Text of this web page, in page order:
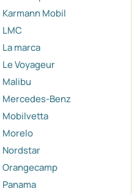
Karmann Mobil
LMC
La marca
Le Voyageur
Malibu
Mercedes-Benz
Mobilvetta
Morelo
Nordstar
Orangecamp
Panama